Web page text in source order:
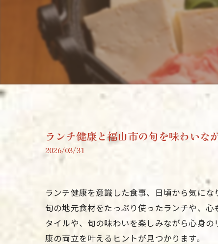
ランチ健康と福山市の旬を味わいな
2026/03/31
ランチ健康を意識した食事、日頃から気に
旬の地元食材をたっぷり使ったランチや、
タイルや、旬の味わいを楽しみながら心身
康の両立を叶えるヒントが見つかります。